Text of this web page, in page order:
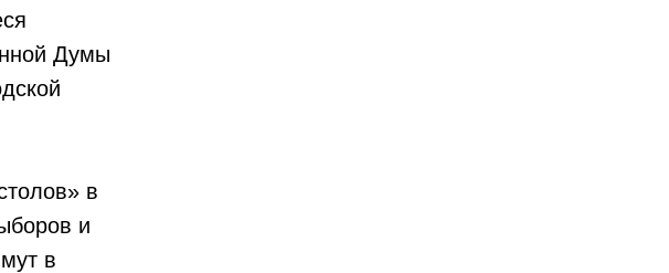
Думы
в
и
в